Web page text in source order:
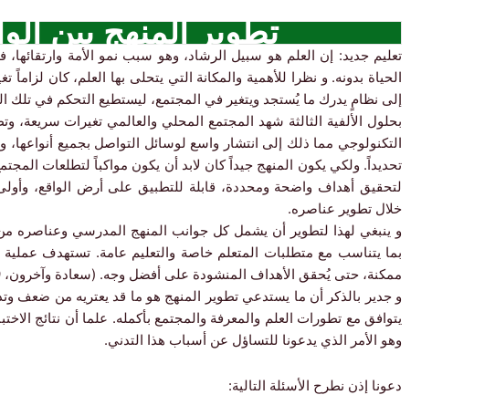
تطوير المنهج بين
تعليم جديد: إن العلم هو سبيل الرشاد، وهو سبب نمو الأمة
الحياة بدونه. و نظرا للأهمية والمكانة التي يتحلى بها العلم، كان
إلى نظامٍ يدرك ما يُستجد ويتغير في المجتمع، ليستطيع التحكم في تلك
بحلول الألفية الثالثة شهد المجتمع المحلي والعالمي تغيرات سريعة،
التكنولوجي مما ذلك إلى انتشار واسع لوسائل التواصل بجميع
تحديداً. ولكي يكون المنهج جيداً كان لابد أن يكون مواكباً لتطلعات
لتحقيق أهداف واضحة ومحددة، قابلة للتطبيق على أرض الواقع،
خلال تطوير عناصره.
و ينبغي لهذا لتطوير أن يشمل كل جوانب المنهج المدرسي وعناصره من
بما يتناسب مع متطلبات المتعلم خاصة والتعليم عامة. تستهدف
ممكنة، حتى يُحقق الأهداف المنشودة على أفضل وجه. (سعادة وآخرون، 2009م).
و جدير بالذكر أن ما يستدعي تطوير المنهج هو ما قد يعتريه من ضعف
يتوافق مع تطورات العلم والمعرفة والمجتمع بأكمله. علما أن نتائج
وهو الأمر الذي يدعونا للتساؤل عن أسباب هذا التدني.
دعونا إذن نطرح الأسئلة التالية: